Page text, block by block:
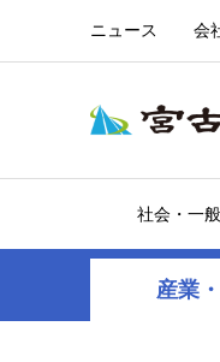
ニュース 会
社会・一般
産業